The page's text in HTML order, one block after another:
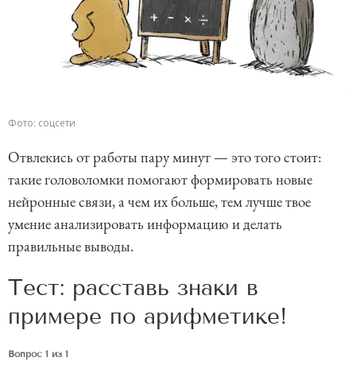
Фото: соцсети
Отвлекись от работы пару минут — это того стоит:
такие головоломки помогают формировать новые
нейронные связи, а чем их больше, тем лучше твое
умение анализировать информацию и делать
правильные выводы.
Тест: расставь знаки в
примере по арифметике!
Вопрос 1 из 1